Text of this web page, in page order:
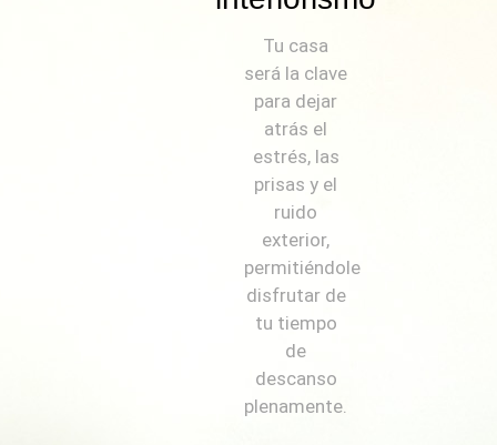
Tu casa
será la clave
para dejar
atrás el
estrés, las
prisas y el
ruido
exterior,
permitiéndole
disfrutar de
tu tiempo
de
descanso
plenamente.